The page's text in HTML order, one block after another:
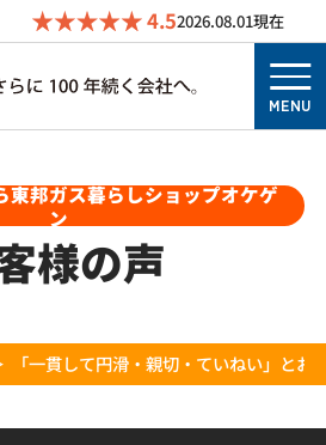
4.52026.08.01現在
MENU
東邦ガス暮らしショップオケゲ
ン
様の声
「一貫して円滑・親切・ていねい」と